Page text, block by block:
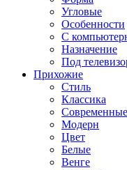
Угловые
Особенности
С
Назначение
Под
Прихожие
Стиль
Классика
Современные
Модерн
Цвет
Белые
Венге